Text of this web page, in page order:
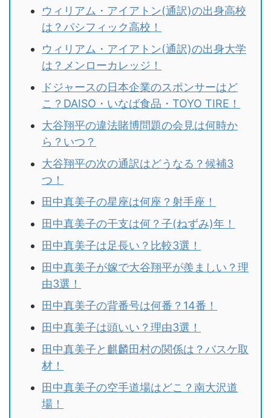
ウィリアム・アイアトン(通訳)の出身高校
は？パシフィック高校！
ウィリアム・アイアトン(通訳)の出身大学
は？メンローカレッジ！
ドジャースの日本企業のスポンサーはど
こ？DAISO・いなば食品・TOYO TIRE！
大谷翔平の違法賭博問題の会見は何時か
ら？いつ？
大谷翔平の次の通訳はどうなる？候補3
つ！
田中真美子の星座は何座？射手座！
田中真美子の干支は何？子(ねずみ)年！
田中真美子は足長い？比較3選！
田中真美子が嫁で大谷翔平が羨ましい？理
由3選！
田中真美子の背番号は何番？14番！
田中真美子は頭いい？理由3選！
田中真美子と麒麟田村の関係は？バスケ取
材！
田中真美子の空手道場はどこ？南大沢道
場！